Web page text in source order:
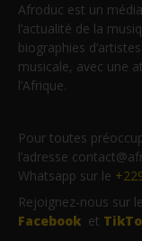
Afroduc est un
l’actualité de la
biographies
musicale, avec une
l’Afrique.
Pour toutes
l’adresse
Whatsapp sur le
Rejoignez-nous sur
Facebook et